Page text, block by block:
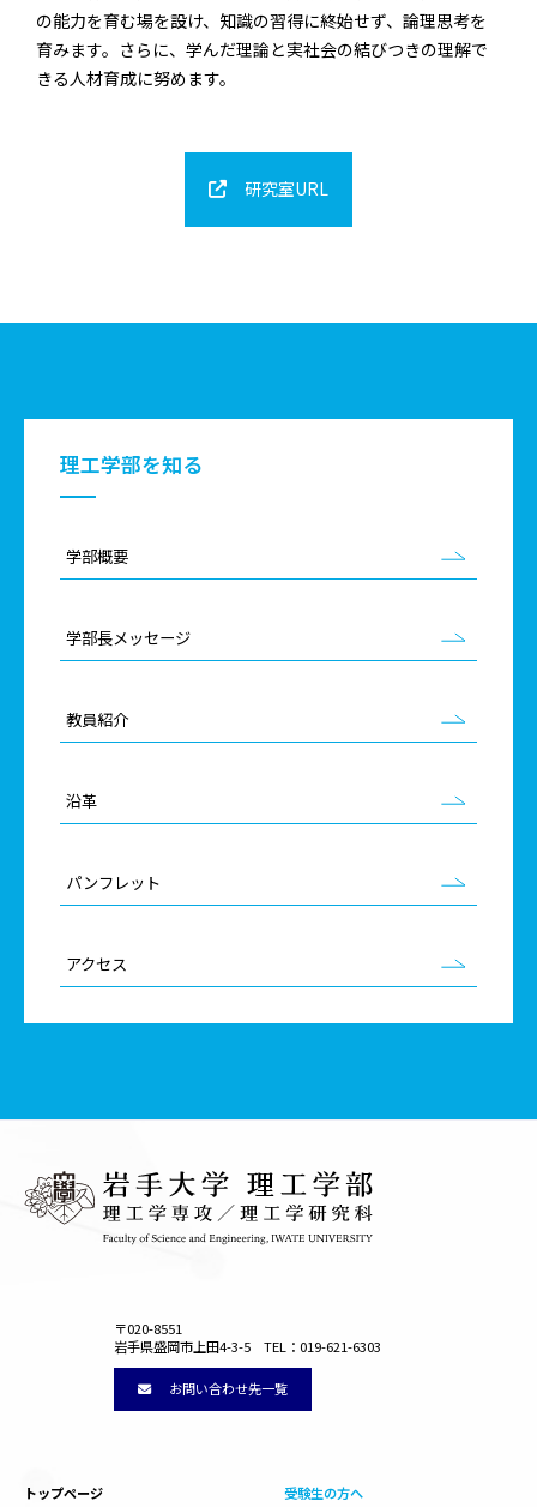
の能力を育む場を設け、知識の習得に終始せず、論理思考を
育みます。さらに、学んだ理論と実社会の結びつきの理解で
きる人材育成に努めます。
研究室URL
理工学部を知る
学部概要
学部長メッセージ
教員紹介
沿革
パンフレット
アクセス
〒020-8551
岩手県盛岡市上田4-3-5 TEL：019-621-6303
お問い合わせ先一覧
トップページ
受験生の方へ